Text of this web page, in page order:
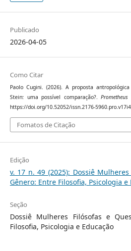
Publicado
2026-04-05
Como Citar
Paolo Cugini. (2026). A proposta
Stein: uma possível comparação?.
https://doi.org/10.52052/issn.2176-
Fomatos de Citação
Edição
v. 17 n. 49 (2025): Dossiê
Gênero: Entre Filosofia, Psicologia e
Seção
Dossiê Mulheres Filósofas e
Filosofia, Psicologia e Educação